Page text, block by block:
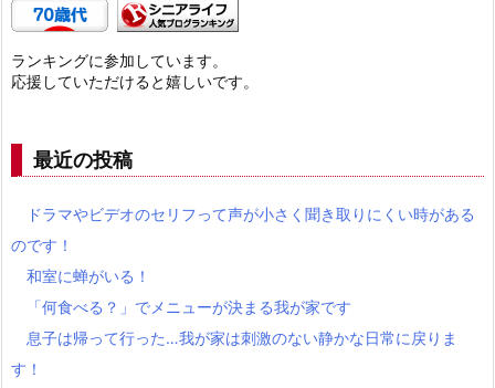
ランキングに参加しています。
応援していただけると嬉しいです。
最近の投稿
ドラマやビデオのセリフって声が小さく聞き取りにくい時がある
のです！
和室に蝉がいる！
「何食べる？」でメニューが決まる我が家です
息子は帰って行った…我が家は刺激のない静かな日常に戻りま
す！